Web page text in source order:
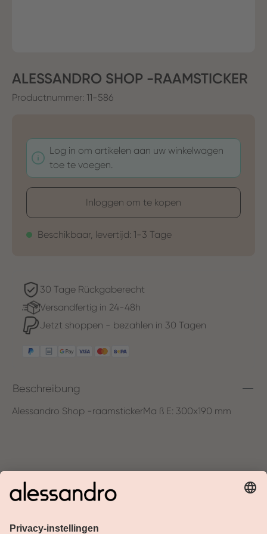
ALESSANDRO SHOP -RAAMSTICKER
Productnummer: 11-586
Log in om artikelen aan uw winkelwagen
toe te voegen.
Inloggen om te kopen
Beschikbaar, levertijd: 1-3 Tage
30 Tage Rückgaberecht
Versandfertig in 24-48h
Jetzt shoppen - bezahlen in 30 Tagen
Beschreibung
Alessandro Shop -raamstickerMa ß E: 300x190 mm